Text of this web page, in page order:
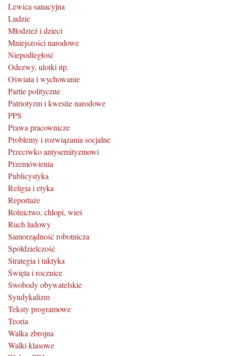
Lewica sanacyjna
Ludzie
Młodzież i dzieci
Mniejszości narodowe
Niepodległość
Odezwy, ulotki itp.
Oświata i wychowanie
Partie polityczne
Patriotyzm i kwestie narodowe
PPS
Prawa pracownicze
Problemy i rozwiązania socjalne
Przeciwko antysemityzmowi
Przemówienia
Publicystyka
Religia i etyka
Reportaże
Rolnictwo, chłopi, wieś
Ruch ludowy
Samorządność robotnicza
Spółdzielczość
Strategia i taktyka
Święta i rocznice
Swobody obywatelskie
Syndykalizm
Teksty programowe
Teoria
Walka zbrojna
Walki klasowe